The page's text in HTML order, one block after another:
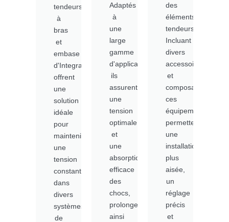
tendeurs
à
bras
et
embase
d'Integra
offrent
une
solution
idéale
pour
maintenir
une
tension
constante
dans
divers
systèmes
de
Adaptés
à
une
large
gamme
d'applications,
ils
assurent
une
tension
optimale
et
une
absorption
efficace
des
chocs,
prolongeant
ainsi
des
éléments
tendeurs.
Incluant
divers
accessoires
et
composants,
ces
équipements
permettent
une
installation
plus
aisée,
un
réglage
précis
et